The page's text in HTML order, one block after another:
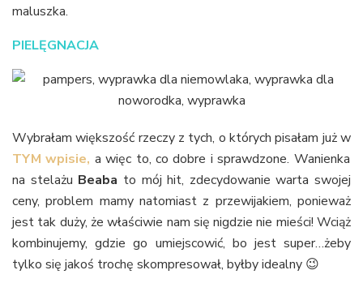
maluszka.
PIELĘGNACJA
Wybrałam większość rzeczy z tych, o których pisałam już w
TYM wpisie, a więc to, co dobre i sprawdzone. Wanienka
na stelażu Beaba to mój hit, zdecydowanie warta swojej
ceny, problem mamy natomiast z przewijakiem, ponieważ
jest tak duży, że właściwie nam się nigdzie nie mieści! Wciąż
kombinujemy, gdzie go umiejscowić, bo jest super…żeby
tylko się jakoś trochę skompresował, byłby idealny 😉